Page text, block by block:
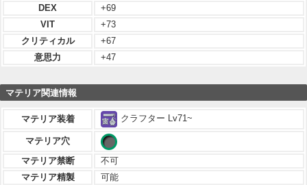
DEX
+69
VIT
+73
クリティカル
+67
意思力
+47
マテリア関連情報
マテリア装着 クラフター Lv71~
マテリア穴
マテリア禁断
不可
マテリア精製
可能